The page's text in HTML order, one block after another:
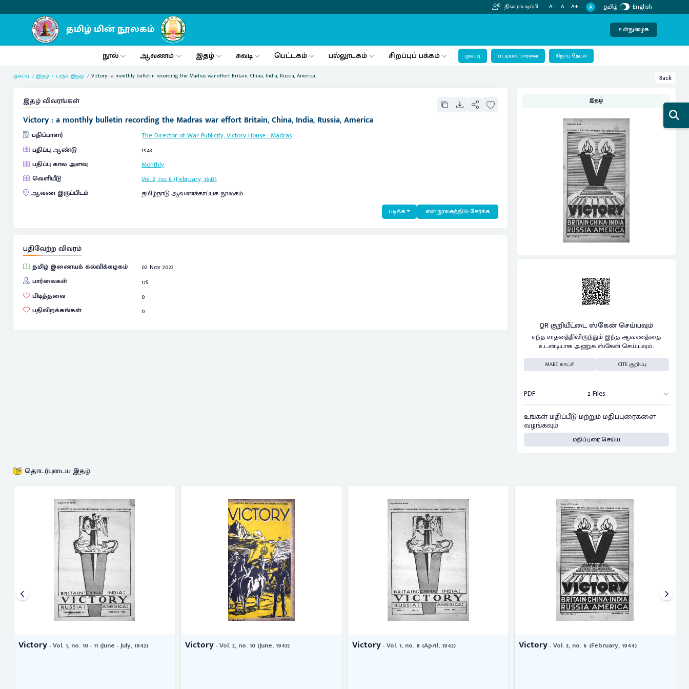
திரைப்படிப்பி A- A A+ A தமிழ் English
உள்நுழைக
நூல் ஆவணம் இதழ் சுவடி பெட்டகம் பல்லூடகம் சிறப்புப் பக்கம் முகப்பு பட்டியல் பார்வை சிறப்பு தேடல்
முகப்பு இதழ் பருவ இதழ் Victory : a monthly bulletin recording the Madras war effort Britain, China, India, Russia, America Back
இதழ் விவரங்கள்
Victory : a monthly bulletin recording the Madras war effort Britain, China, India, Russia, America
பதிப்பாளர் The Director of War Publicity, Victory House:Madras
பதிப்பு ஆண்டு
1943
பதிப்பு கால அளவு
Monthly
வெளியீடு
Vol. 2, no. 6 (February, 1943)
ஆவண இருப்பிடம்
தமிழ்நாடு ஆவணக்காப்பக நூலகம்
படிக்க என் நூலகத்தில் சேர்க்க
பதிவேற்ற விவரம்
தமிழ் இணையக் கல்விக்கழகம்
02 Nov 2022
பார்வைகள்
175
பிடித்தவை
0
பதிவிறக்கங்கள்
0
இதழ்
QR குறியீட்டை ஸ்கேன் செய்யவும்
எந்த சாதனத்திலிருந்தும் இந்த ஆவணத்தை
உடனடியாக அணுக ஸ்கேன் செய்யவும்..
MARC காட்சி CITE குறிப்பு
PDF 2 Files
உங்கள் மதிப்பீடு மற்றும் மதிப்புரைகளை
வழங்கவும்
மதிப்புரை செய்ய
தொடர்புடைய இதழ்
Victory- Vol. 1, no. 10 - 11 (June - July, 1942) Victory- Vol. 2, no. 10 (June, 1943) Victory- Vol. 1, no. 8 (April, 1942) Victory- Vol. 3, no. 6 (February, 1944)